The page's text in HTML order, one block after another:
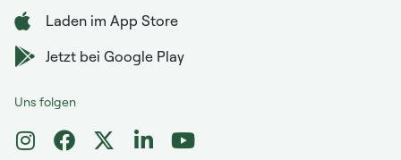
Laden im App Store
Jetzt bei Google Play
Uns folgen